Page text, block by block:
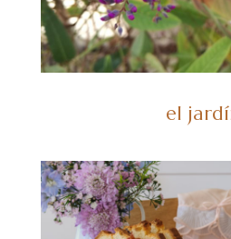
el